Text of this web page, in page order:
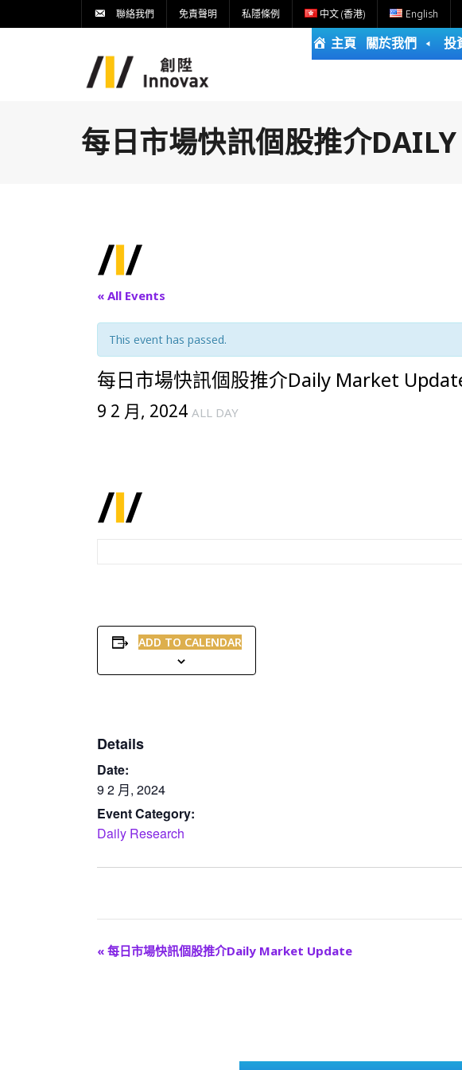
聯絡我們 免責聲明 私隱條例 中文 (香港) English
主頁 關於我們 投
每日市場快訊個股推介
« All Events
This event has passed.
每日市場快訊個股推介Daily Market
9 2 月, 2024 ALL DAY
ADD TO CALENDAR
Details
Date:
9 2 月, 2024
Event Category:
Daily Research
E
« 每日市場快訊個股推介Daily Market Update